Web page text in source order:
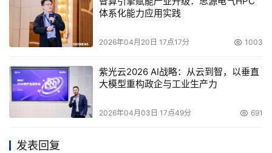
体系化能力应用实践
2026年04月20日 17点17分 1003
紫光云2026 AI战略：从云到智，以垂直
大模型重构政企与工业生产力
2026年04月03日 17点49分 691
发表回复